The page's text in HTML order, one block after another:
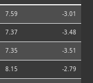
7.59 -3.01
7.37 -3.48
7.35 -3.51
8.15 -2.79